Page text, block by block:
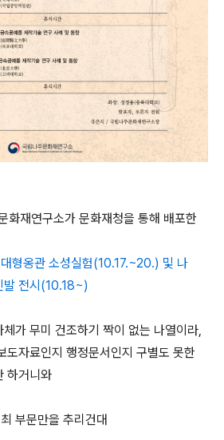
재연구소가 문화재청을 통해 배포한
형옹관 소성실험(10.17.~20.) 및 나
발 전시(10.18~)
가 무미 건조하기 짝이 없는 나열이라,
도자료인지 행정문서인지 구별도 못한
하거니와
부문만을 추리건대